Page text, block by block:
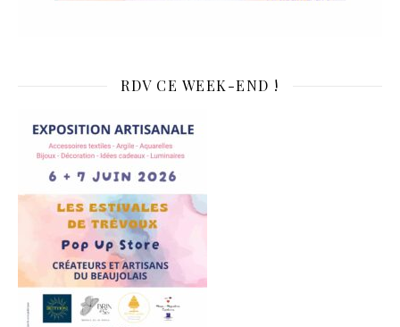
RDV CE WEEK-END !